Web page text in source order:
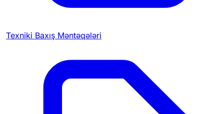
Texniki Baxış Məntəqələri